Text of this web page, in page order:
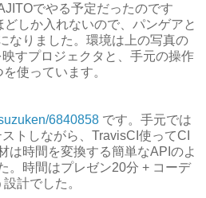
でやる予定だったのです
しか入れないので、パンゲアと
なりました。環境は上の写真の
すプロジェクタと、手元の操作
使っています。
6840858 です。手元では
トしながら、TravisCI使ってCI
は時間を変換する簡単なAPIのよ
。時間はプレゼン20分 + コーデ
計でした。